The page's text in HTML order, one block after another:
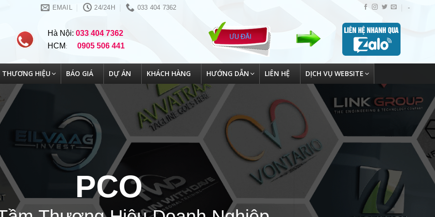
EMAIL 24/24H 033 404 7362 -
Hà Nội:033 404 7362
HCM:0905 506 441
THƯƠNG HIỆU BÁO GIÁ DỰ ÁN KHÁCH HÀNG HƯỚNG DẪN LIÊN HỆ DỊCH VỤ WEBSITE
PCO